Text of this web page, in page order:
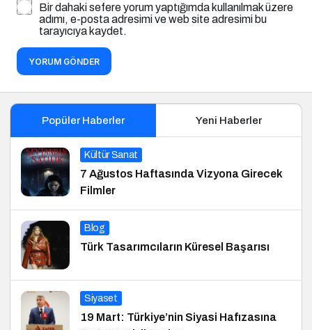
Bir dahaki sefere yorum yaptığımda kullanılmak üzere
adımı, e-posta adresimi ve web site adresimi bu
tarayıcıya kaydet.
YORUM GÖNDER
Popüler Haberler Yeni Haberler
Kültür Sanat
7 Ağustos Haftasında Vizyona Girecek
Filmler
Blog
Türk Tasarımcıların Küresel Başarısı
Siyaset
19 Mart: Türkiye’nin Siyasi Hafızasına